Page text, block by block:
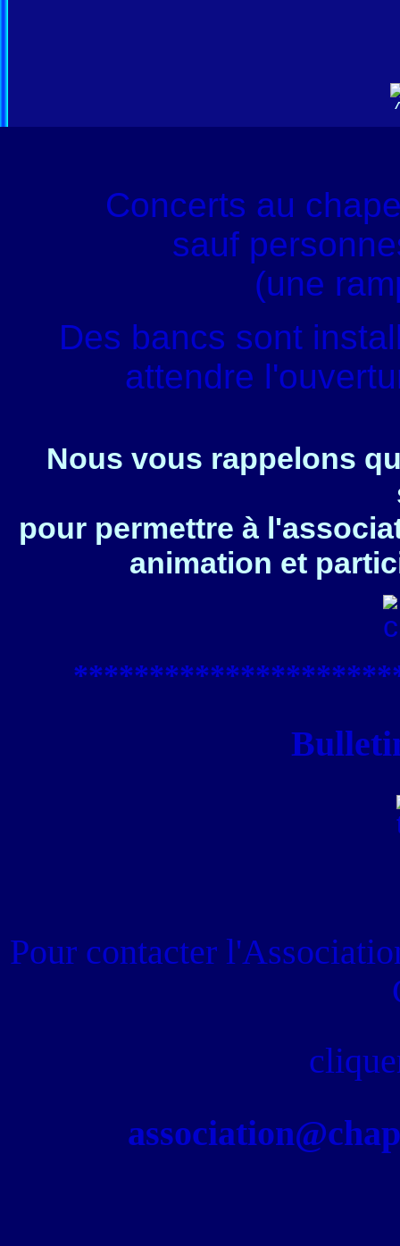
Concerts au
sauf
(une
Des bancs sont
attendre
Nous vous rappelons
pour permettre à
animation et
****************
Pour contacter